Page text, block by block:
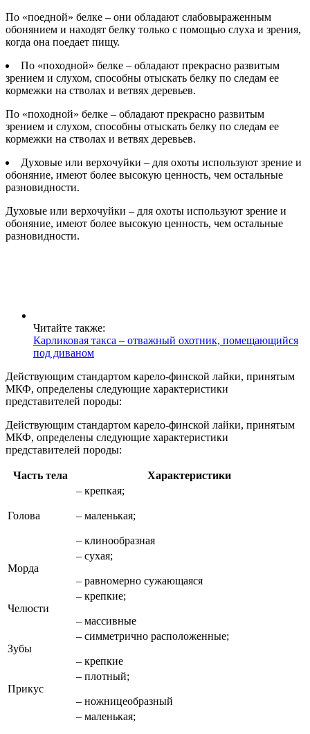
По «поедной» белке – они обладают слабовыраженным
обонянием и находят белку только с помощью слуха и зрения,
когда она поедает пищу.
По «походной» белке – обладают прекрасно развитым
зрением и слухом, способны отыскать белку по следам ее
кормежки на стволах и ветвях деревьев.
По «походной» белке – обладают прекрасно развитым
зрением и слухом, способны отыскать белку по следам ее
кормежки на стволах и ветвях деревьев.
Духовые или верхочуйки – для охоты используют зрение и
обоняние, имеют более высокую ценность, чем остальные
разновидности.
Духовые или верхочуйки – для охоты используют зрение и
обоняние, имеют более высокую ценность, чем остальные
разновидности.
Читайте также:
Карликовая такса – отважный охотник, помещающийся
под диваном
Действующим стандартом карело-финской лайки, принятым
МКФ, определены следующие характеристики
представителей породы:
Действующим стандартом карело-финской лайки, принятым
МКФ, определены следующие характеристики
представителей породы:
Часть тела Характеристики
Голова
– крепкая;
– маленькая;
– клинообразная
Морда
– сухая;
– равномерно сужающаяся
Челюсти
– крепкие;
– массивные
Зубы
– симметрично расположенные;
– крепкие
Прикус
– плотный;
– ножницеобразный
– маленькая;